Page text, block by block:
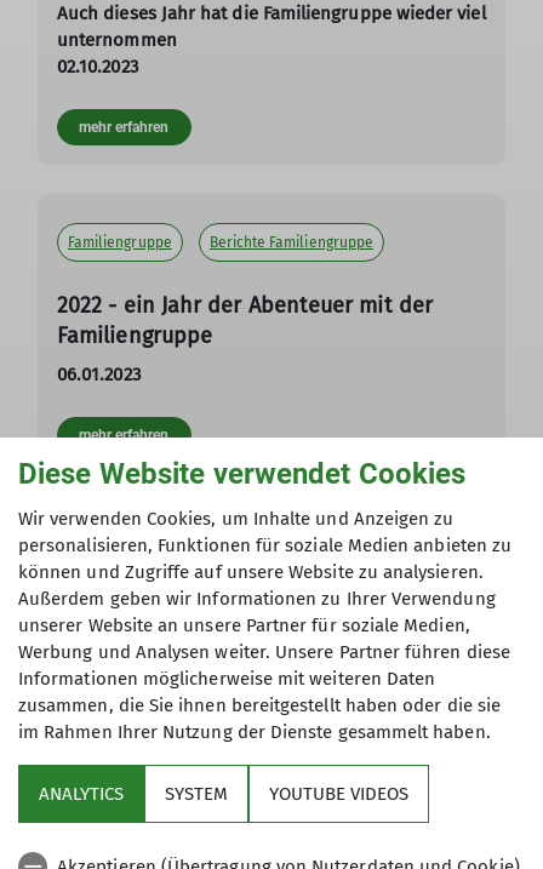
Auch dieses Jahr hat die Familiengruppe wieder viel
unternommen
02.10.2023
mehr erfahren
Familiengruppe Berichte Familiengruppe
2022 - ein Jahr der Abenteuer mit der
Familiengruppe
06.01.2023
mehr erfahren
Andere Themen
Aktuelles Berichte Mountainbiker Berichte Wandergruppe
Kanugruppe Kanutour Klettergruppe Malepartushütte
Mountainbiker Skigruppe Wandergruppe Wanderung
Aktuelles
Diese Website verwendet Cookies
Wir verwenden Cookies, um Inhalte und Anzeigen zu
personalisieren, Funktionen für soziale Medien anbieten zu
können und Zugriffe auf unsere Website zu analysieren.
Außerdem geben wir Informationen zu Ihrer Verwendung
unserer Website an unsere Partner für soziale Medien,
Werbung und Analysen weiter. Unsere Partner führen diese
Informationen möglicherweise mit weiteren Daten
zusammen, die Sie ihnen bereitgestellt haben oder die sie
im Rahmen Ihrer Nutzung der Dienste gesammelt haben.
ANALYTICS SYSTEM YOUTUBE VIDEOS